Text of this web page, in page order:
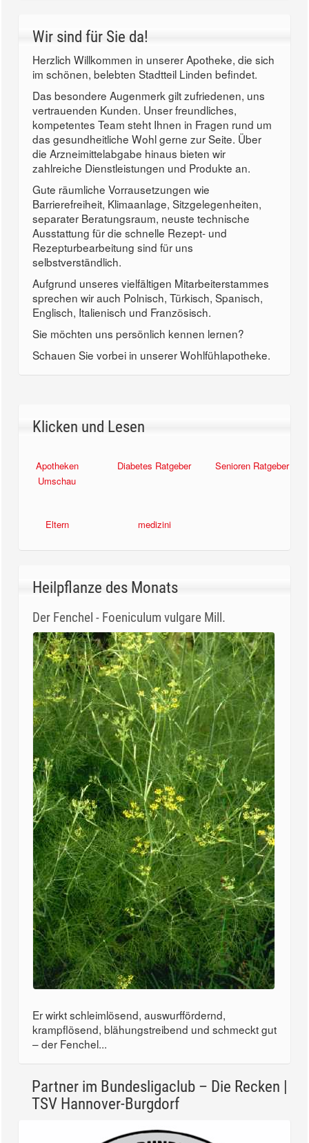
Wir sind für Sie da!
Herzlich Willkommen in unserer Apotheke, die sich
im schönen, belebten Stadtteil Linden befindet.
Das besondere Augenmerk gilt zufriedenen, uns
vertrauenden Kunden. Unser freundliches,
kompetentes Team steht Ihnen in Fragen rund um
das gesundheitliche Wohl gerne zur Seite. Über
die Arzneimittelabgabe hinaus bieten wir
zahlreiche Dienstleistungen und Produkte an.
Gute räumliche Vorrausetzungen wie
Barrierefreiheit, Klimaanlage, Sitzgelegenheiten,
separater Beratungsraum, neuste technische
Ausstattung für die schnelle Rezept- und
Rezepturbearbeitung sind für uns
selbstverständlich.
Aufgrund unseres vielfältigen Mitarbeiterstammes
sprechen wir auch Polnisch, Türkisch, Spanisch,
Englisch, Italienisch und Französisch.
Sie möchten uns persönlich kennen lernen?
Schauen Sie vorbei in unserer Wohlfühlapotheke.
Klicken und Lesen
Apotheken
Umschau
Diabetes Ratgeber Senioren Ratgeber
Eltern medizini
Heilpflanze des Monats
Der Fenchel - Foeniculum vulgare Mill.
Er wirkt schleimlösend, auswurffördernd,
krampflösend, blähungstreibend und schmeckt gut
– der Fenchel...
Partner im Bundesligaclub – Die Recken |
TSV Hannover-Burgdorf